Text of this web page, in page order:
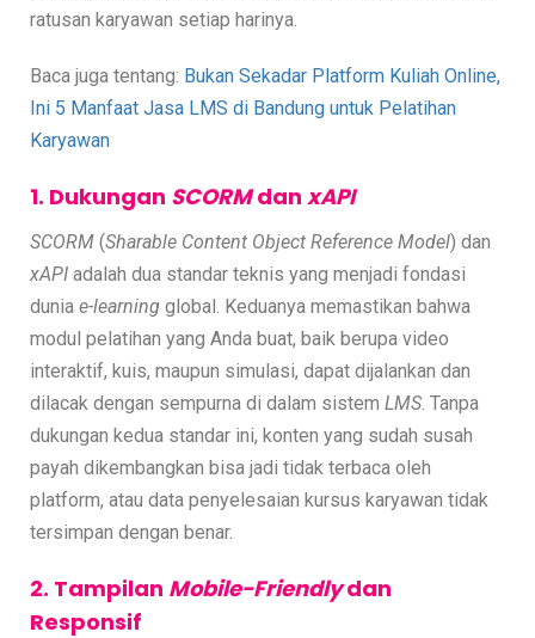
ratusan karyawan setiap harinya.
Baca juga tentang: Bukan Sekadar Platform Kuliah Online,
Ini 5 Manfaat Jasa LMS di Bandung untuk Pelatihan
Karyawan
1. Dukungan SCORMdan xAPI
SCORM (Sharable Content Object Reference Model) dan
xAPI adalah dua standar teknis yang menjadi fondasi
dunia e-learning global. Keduanya memastikan bahwa
modul pelatihan yang Anda buat, baik berupa video
interaktif, kuis, maupun simulasi, dapat dijalankan dan
dilacak dengan sempurna di dalam sistem LMS. Tanpa
dukungan kedua standar ini, konten yang sudah susah
payah dikembangkan bisa jadi tidak terbaca oleh
platform, atau data penyelesaian kursus karyawan tidak
tersimpan dengan benar.
2. Tampilan Mobile-Friendlydan
Responsif